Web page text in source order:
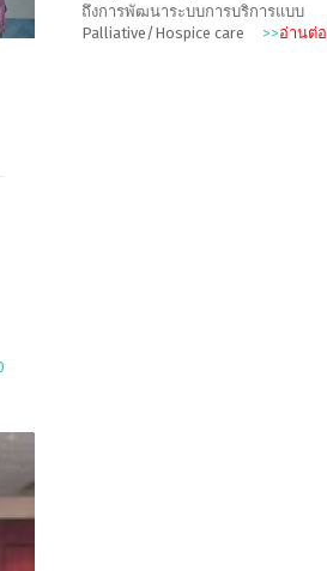
ถึงการพัฒนาระบบการบริการแบบ
Palliative/Hospice care >>อ่านต่อ